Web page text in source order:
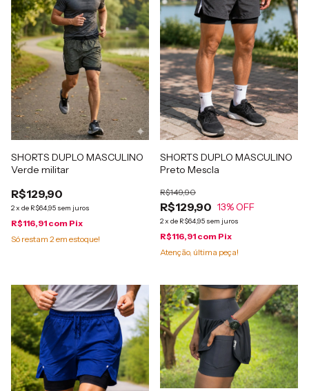
SHORTS DUPLO MASCULINO
Verde militar
R$129,90
2x de R$64,95 sem juros
R$116,91 com Pix
Só restam 2 em estoque!
SHORTS DUPLO MASCULINO
Preto Mescla
R$129,90
R$149,90
13% OFF
2x de R$64,95 sem juros
R$116,91 com Pix
Atenção, última peça!